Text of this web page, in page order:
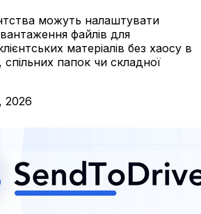
можуть налаштувати
файлів для
матеріалів без хаосу в
спільних папок чи складної
2026